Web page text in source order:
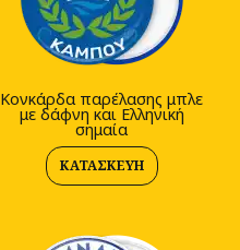
Κονκάρδα παρέλασης μπλε
με δάφνη και Ελληνική
σημαία
ΚΑΤΑΣΚΕΥΉ